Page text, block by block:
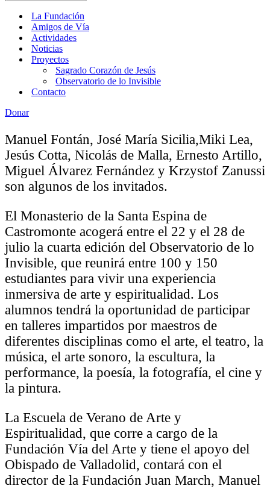
La Fundación
Amigos de Vía
Actividades
Noticias
Proyectos
Sagrado Corazón de Jesús
Observatorio de lo Invisible
Contacto
Donar
Manuel Fontán, José María Sicilia,Miki Lea,
Jesús Cotta, Nicolás de Malla, Ernesto Artillo,
Miguel Álvarez Fernández y Krzystof Zanussi
son algunos de los invitados.
El Monasterio de la Santa Espina de
Castromonte acogerá entre el 22 y el 28 de
julio la cuarta edición del Observatorio de lo
Invisible, que reunirá entre 100 y 150
estudiantes para vivir una experiencia
inmersiva de arte y espiritualidad. Los
alumnos tendrá la oportunidad de participar
en talleres impartidos por maestros de
diferentes disciplinas como el arte, el teatro, la
música, el arte sonoro, la escultura, la
performance, la poesía, la fotografía, el cine y
la pintura.
La Escuela de Verano de Arte y
Espiritualidad, que corre a cargo de la
Fundación Vía del Arte y tiene el apoyo del
Obispado de Valladolid, contará con el
director de la Fundación Juan March, Manuel